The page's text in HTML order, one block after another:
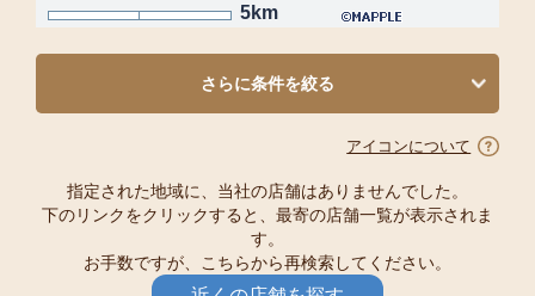
5km
さらに条件を絞る
アイコンについて
指定された地域に、当社の店舗はありませんでした。
下のリンクをクリックすると、最寄の店舗一覧が表示されま
す。
お手数ですが、こちらから再検索してください。